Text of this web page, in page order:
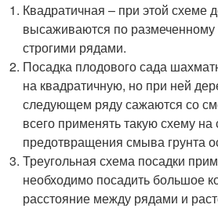
Квадратичная – при этой схеме
высаживаются по размеченному
строгими рядами.
Посадка плодового сада
на квадратичную, но при ней
следующем ряду сажаются со
всего применять такую схему на
предотвращения смыва грунта
Треугольная схема посадки
необходимо посадить большое
расстояние между рядами и